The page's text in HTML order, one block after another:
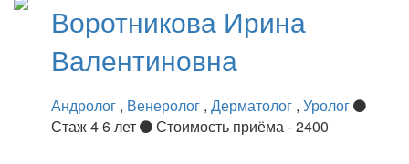
Воротникова Ирина
Валентиновна
Андролог , Венеролог , Дерматолог , Уролог
Стаж 4 6 лет
Стоимость приёма - 2400